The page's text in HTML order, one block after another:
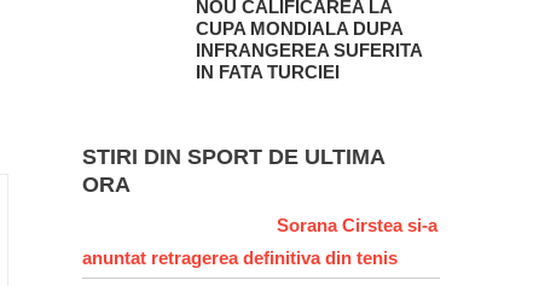
NOU CALIFICAREA LA
CUPA MONDIALA DUPA
INFRANGEREA SUFERITA
IN FATA TURCIEI
STIRI DIN SPORT DE ULTIMA
ORA
Sorana Cirstea si-a
anuntat retragerea definitiva din tenis